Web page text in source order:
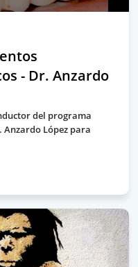
- Dr. Anzardo
del programa
López para